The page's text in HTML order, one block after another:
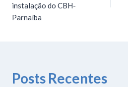
instalação do CBH-
Parnaíba
Posts Recentes